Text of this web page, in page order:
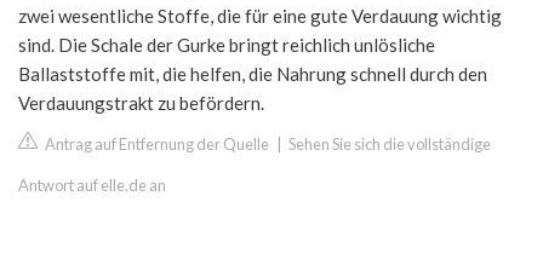
zwei wesentliche Stoffe, die für eine gute Verdauung wichtig
sind. Die Schale der Gurke bringt reichlich unlösliche
Ballaststoffe mit, die helfen, die Nahrung schnell durch den
Verdauungstrakt zu befördern.
Antrag auf Entfernung der Quelle Sehen Sie sich die vollständige
Antwort auf elle.de an